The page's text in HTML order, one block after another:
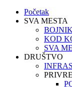
Početak
SVA MESTA
BOJNIK
KOD
SVA
DRUŠTVO